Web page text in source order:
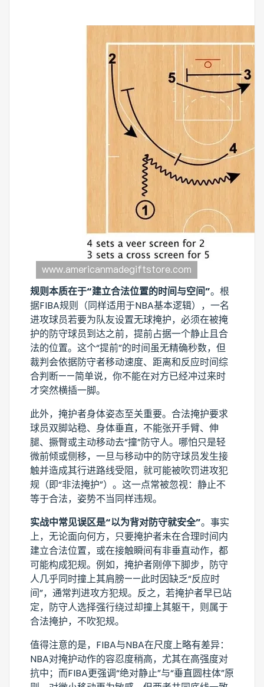
规则本质在于“建立合法位置的时间与空间”。根
据FIBA规则（同样适用于NBA基本逻辑），一名
进攻球员若要为队友设置无球掩护，必须在被掩
护的防守球员到达之前，提前占据一个静止且合
法的位置。这个“提前”的时间虽无精确秒数，但
裁判会依据防守者移动速度、距离和反应时间综
合判断——简单说，你不能在对方已经冲过来时
才突然横插一脚。
此外，掩护者身体姿态至关重要。合法掩护要求
球员双脚站稳、身体垂直，不能张开手臂、伸
腿、撅臀或主动移动去“撞”防守人。哪怕只是轻
微前倾或侧移，一旦与移动中的防守球员发生接
触并造成其行进路线受阻，就可能被吹罚进攻犯
规（即“非法掩护”）。这一点常被忽视：静止不
等于合法，姿势不当同样违规。
实战中常见误区是“以为背对防守就安全”。事实
上，无论面向何方，只要掩护者未在合理时间内
建立合法位置，或在接触瞬间有非垂直动作，都
可能构成犯规。例如，掩护者刚停下脚步，防守
人几乎同时撞上其肩膀——此时因缺乏“反应时
间”，通常判进攻方犯规。反之，若掩护者早已站
定，防守人选择强行绕过却撞上其躯干，则属于
合法掩护，不吹犯规。
值得注意的是，FIBA与NBA在尺度上略有差异：
NBA对掩护动作的容忍度稍高，尤其在高强度对
抗中；而FIBA更强调“绝对静止”与“垂直圆柱体”原